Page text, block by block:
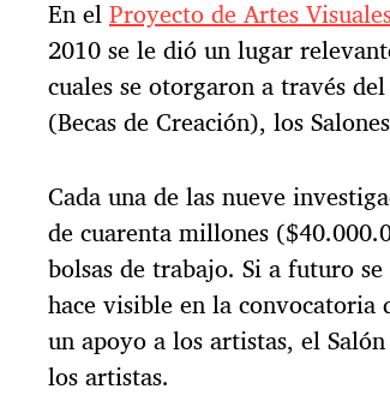
En elProyecto de Artes
2010 se le dió un lugar
cuales se otorgaron a través
(Becas de Creación), los
Cada una de las nueve
de cuarenta millones
bolsas de trabajo. Si a futuro
hace visible en la convocatoria
un apoyo a los artistas, el
los artistas.